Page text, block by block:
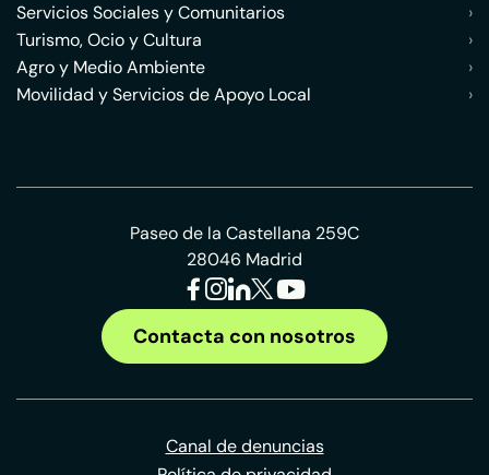
Servicios Sociales y Comunitarios
›
Turismo, Ocio y Cultura
›
Agro y Medio Ambiente
›
Movilidad y Servicios de Apoyo Local
›
Paseo de la Castellana 259C
28046 Madrid
Contacta con nosotros
Canal de denuncias